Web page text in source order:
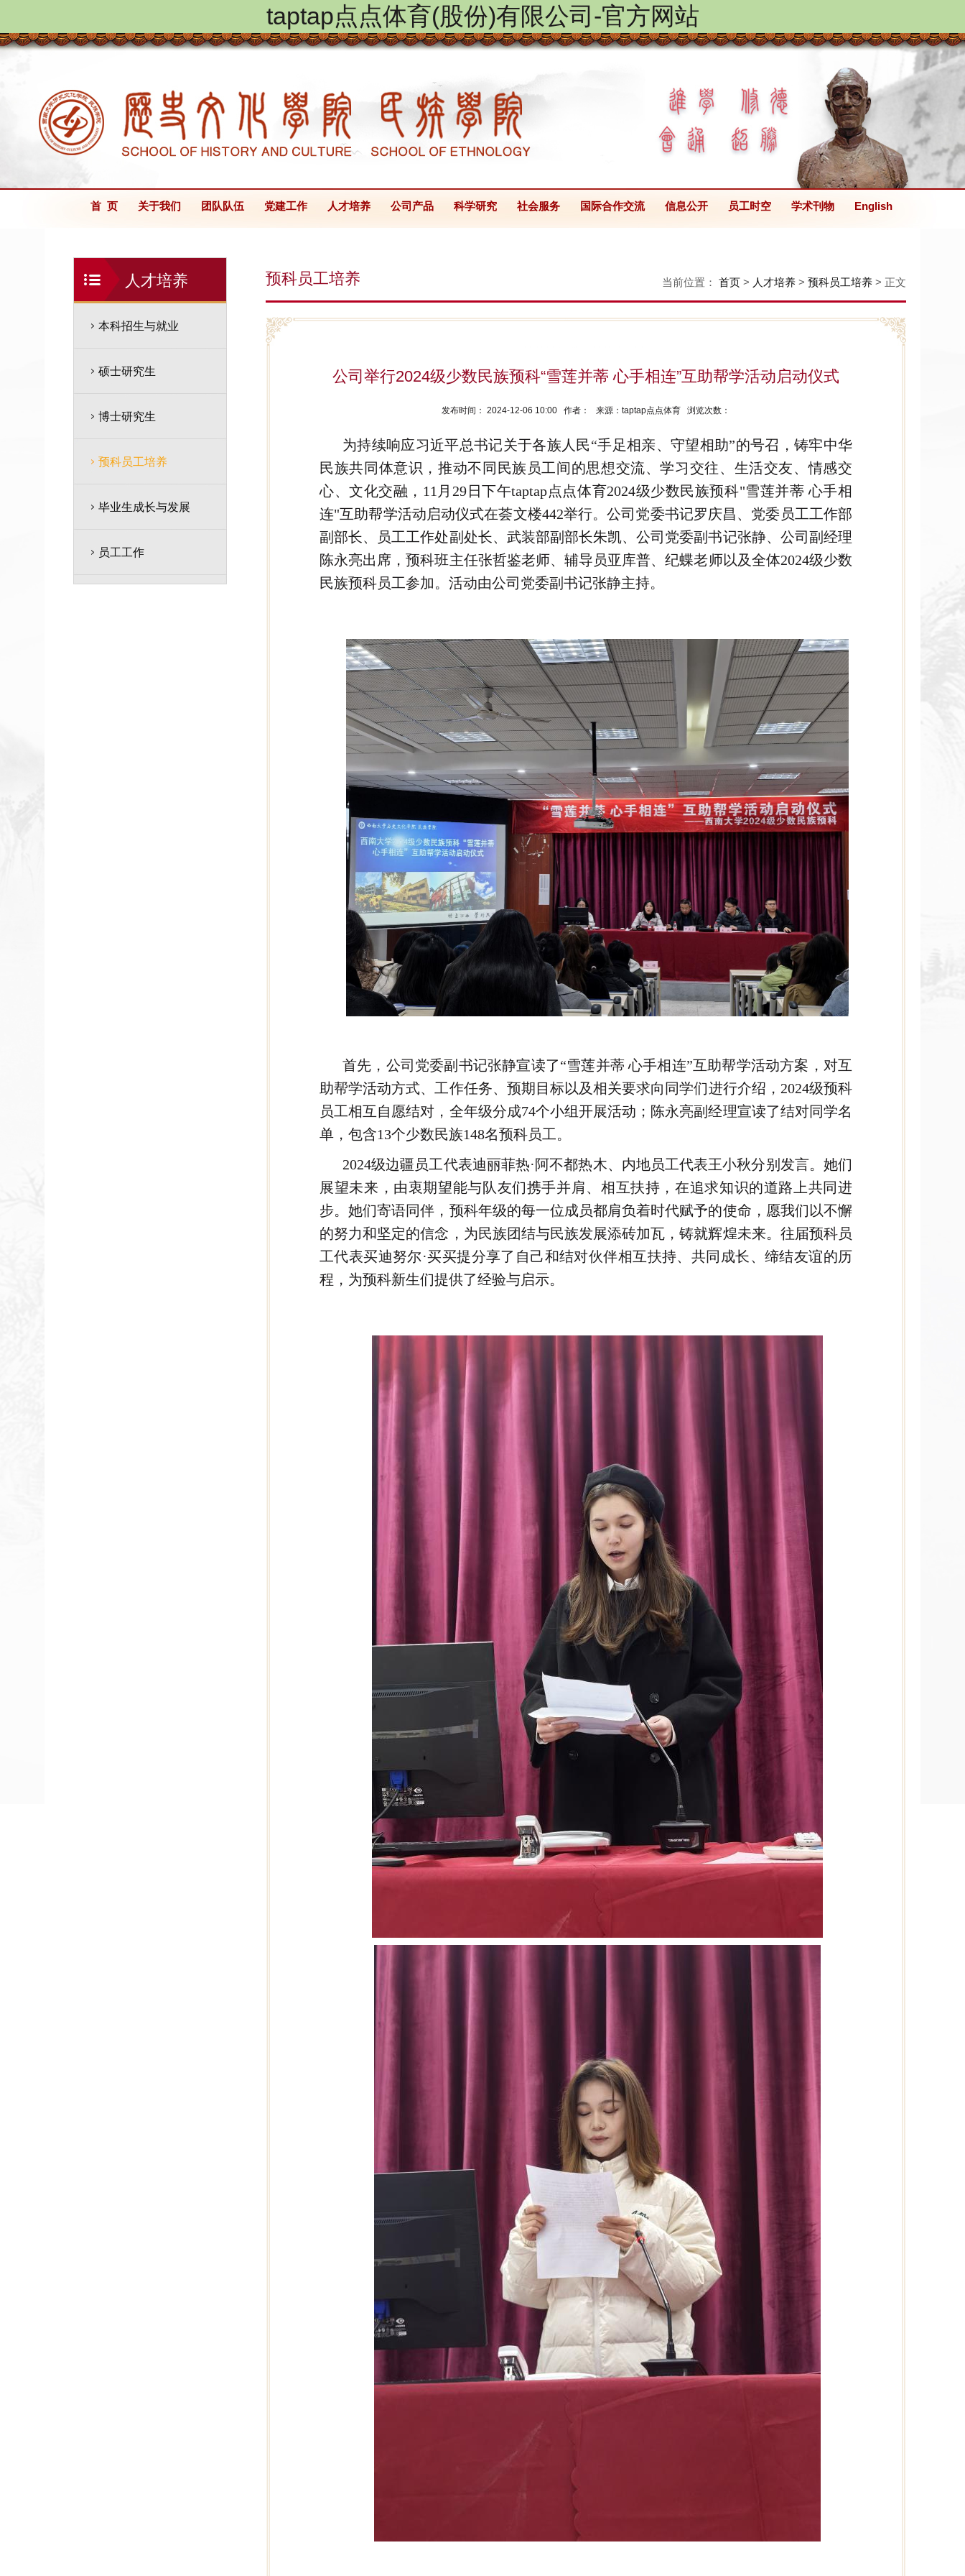
taptap点点体育(股份)有限公司-官方网站
首 页 关于我们 团队队伍 党建工作 人才培养 公司产品 科学研究 社会服务 国际合作交流 信息公开 员工时空 学术刊物 English
人才培养
本科招生与就业
硕士研究生
博士研究生
预科员工培养
毕业生成长与发展
员工工作
预科员工培养 当前位置： 首页 > 人才培养 > 预科员工培养 > 正文
公司举行2024级少数民族预科“雪莲并蒂 心手相连”互助帮学活动启动仪式
发布时间： 2024-12-06 10:00 作者： 来源：taptap点点体育 浏览次数：
为持续响应习近平总书记关于各族人民“手足相亲、守望相助”的号召，铸牢中华
民族共同体意识，推动不同民族员工间的思想交流、学习交往、生活交友、情感交
心、文化交融，11月29日下午taptap点点体育2024级少数民族预科"雪莲并蒂 心手相
连"互助帮学活动启动仪式在荟文楼442举行。公司党委书记罗庆昌、党委员工工作部
副部长、员工工作处副处长、武装部副部长朱凯、公司党委副书记张静、公司副经理
陈永亮出席，预科班主任张哲鉴老师、辅导员亚库普、纪蝶老师以及全体2024级少数
民族预科员工参加。活动由公司党委副书记张静主持。
首先，公司党委副书记张静宣读了“雪莲并蒂 心手相连”互助帮学活动方案，对互
助帮学活动方式、工作任务、预期目标以及相关要求向同学们进行介绍，2024级预科
员工相互自愿结对，全年级分成74个小组开展活动；陈永亮副经理宣读了结对同学名
单，包含13个少数民族148名预科员工。
2024级边疆员工代表迪丽菲热·阿不都热木、内地员工代表王小秋分别发言。她们
展望未来，由衷期望能与队友们携手并肩、相互扶持，在追求知识的道路上共同进
步。她们寄语同伴，预科年级的每一位成员都肩负着时代赋予的使命，愿我们以不懈
的努力和坚定的信念，为民族团结与民族发展添砖加瓦，铸就辉煌未来。往届预科员
工代表买迪努尔·买买提分享了自己和结对伙伴相互扶持、共同成长、缔结友谊的历
程，为预科新生们提供了经验与启示。